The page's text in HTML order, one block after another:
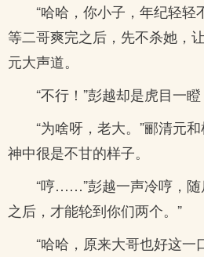
“哈哈，你小子，年纪轻轻
等二哥爽完之后，先不杀她，
元大声道。
“不行！”彭越却是虎目一
“为啥呀，老大。”郦清元
神中很是不甘的样子。
“哼……”彭越一声冷哼，随
之后，才能轮到你们两个。”
“哈哈，原来大哥也好这一